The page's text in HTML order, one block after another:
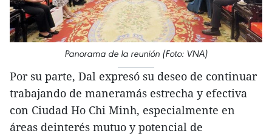
Panorama de la reunión (Foto: VNA)
Por su parte, Dal expresó su deseo de continuar
trabajando de maneramás estrecha y efectiva
con Ciudad Ho Chi Minh, especialmente en
áreas deinterés mutuo y potencial de